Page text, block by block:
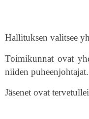
Hallituksen valitsee
Toimikunnat ovat
niiden puheenjohtajat.
Jäsenet ovat